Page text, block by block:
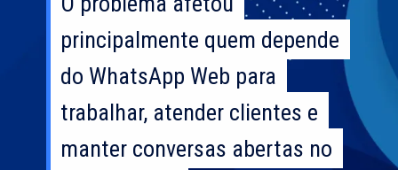
principalmente quem depende
do WhatsApp Web para
trabalhar, atender clientes e
manter conversas abertas no
principalmente quem depende
do WhatsApp Web para
trabalhar, atender clientes e
manter conversas abertas no